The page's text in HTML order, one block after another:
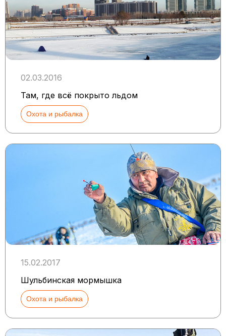
02.03.2016
Там, где всё покрыто льдом
Охота и рыбалка
15.02.2017
Шульбинская мормышка
Охота и рыбалка